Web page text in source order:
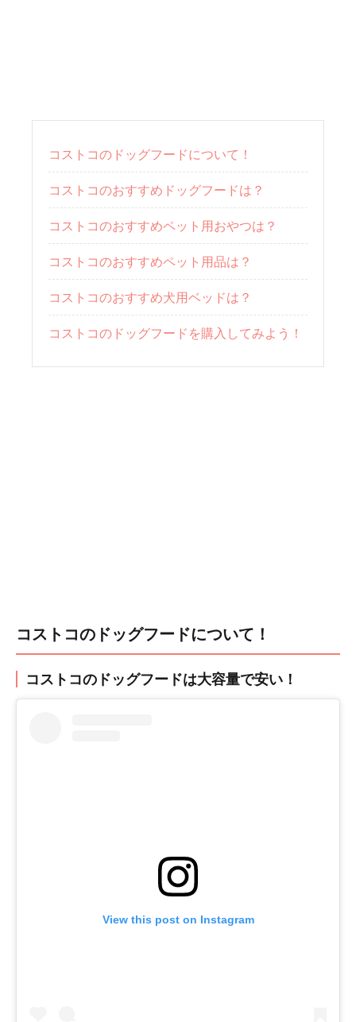
コストコのドッグフードについて！
コストコのおすすめドッグフードは？
コストコのおすすめペット用おやつは？
コストコのおすすめペット用品は？
コストコのおすすめ犬用ベッドは？
コストコのドッグフードを購入してみよう！
コストコのドッグフードについて！
コストコのドッグフードは大容量で安い！
View this post on Instagram